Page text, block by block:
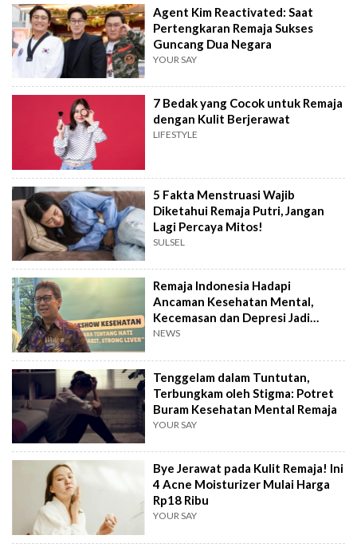
Agent Kim Reactivated: Saat
Pertengkaran Remaja Sukses
Guncang Dua Negara
YOUR SAY
7 Bedak yang Cocok untuk Remaja
dengan Kulit Berjerawat
LIFESTYLE
5 Fakta Menstruasi Wajib
Diketahui Remaja Putri, Jangan
Lagi Percaya Mitos!
SULSEL
Remaja Indonesia Hadapi
Ancaman Kesehatan Mental,
Kecemasan dan Depresi Jadi
Temuan Utama
NEWS
Tenggelam dalam Tuntutan,
Terbungkam oleh Stigma: Potret
Buram Kesehatan Mental Remaja
YOUR SAY
Bye Jerawat pada Kulit Remaja! Ini
4 Acne Moisturizer Mulai Harga
Rp18 Ribu
YOUR SAY